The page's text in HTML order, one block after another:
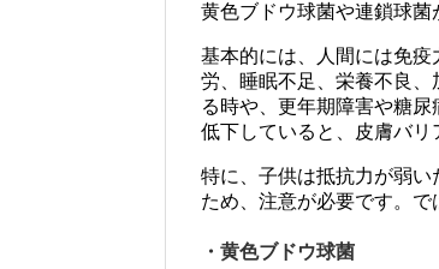
黄色ブドウ球菌や連鎖球菌
基本的には、人間には免
労、睡眠不足、栄養不良
る時や、更年期障害や糖
低下していると、皮膚バリ
特に、子供は抵抗力が弱
ため、注意が必要です。で
・黄色ブドウ球菌